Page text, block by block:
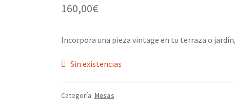
160,00€
Incorpora una pieza vintage en tu terraza o
Sin existencias
Categoría: Mesas